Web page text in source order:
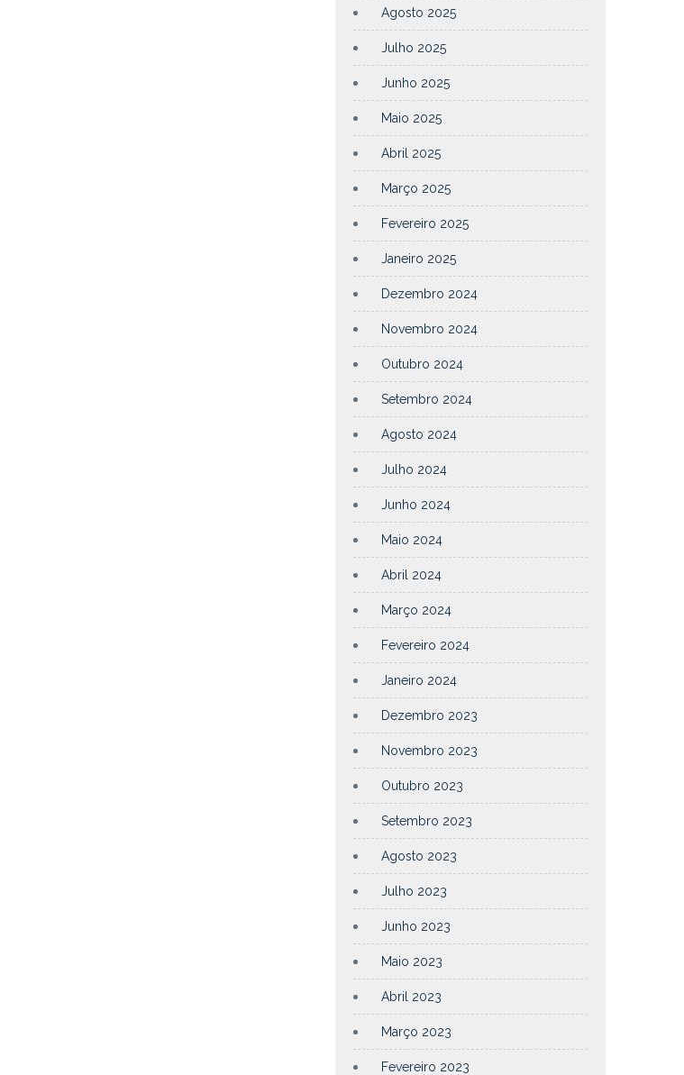
Agosto 2025
Julho 2025
Junho 2025
Maio 2025
Abril 2025
Março 2025
Fevereiro 2025
Janeiro 2025
Dezembro 2024
Novembro 2024
Outubro 2024
Setembro 2024
Agosto 2024
Julho 2024
Junho 2024
Maio 2024
Abril 2024
Março 2024
Fevereiro 2024
Janeiro 2024
Dezembro 2023
Novembro 2023
Outubro 2023
Setembro 2023
Agosto 2023
Julho 2023
Junho 2023
Maio 2023
Abril 2023
Março 2023
Fevereiro 2023